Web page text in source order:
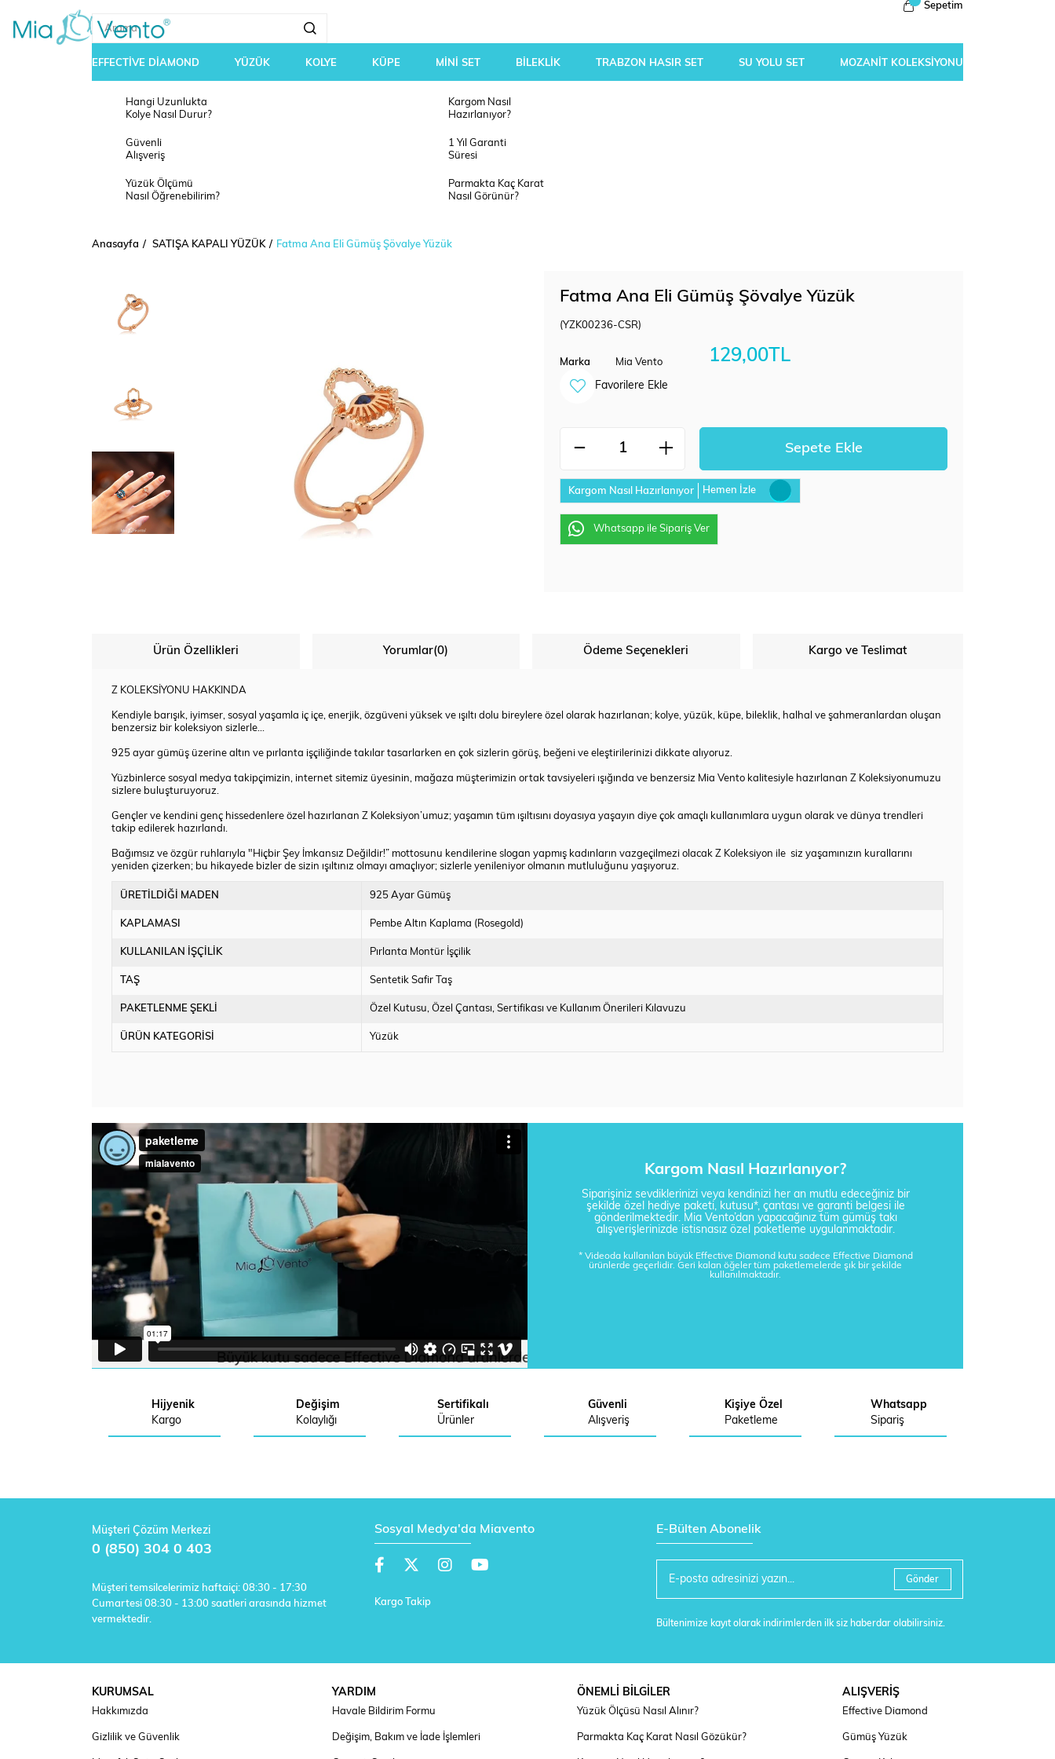
Sepetim
EFFECTİVE DİAMOND YÜZÜK KOLYE KÜPE MİNİ SET BİLEKLİK TRABZON HASIR SET SU YOLU SET MOZANİT KOLEKSİYONU
Hangi Uzunlukta
Kolye Nasıl Durur?
Kargom Nasıl
Hazırlanıyor?
Güvenli
Alışveriş
1 Yıl Garanti
Süresi
Yüzük Ölçümü
Nasıl Öğrenebilirim?
Parmakta Kaç Karat
Nasıl Görünür?
Anasayfa SATIŞA KAPALI YÜZÜK Fatma Ana Eli Gümüş Şövalye Yüzük
Fatma Ana Eli Gümüş Şövalye Yüzük
(YZK00236-CSR)
Marka Mia Vento 129,00TL
Favorilere Ekle
Kargom Nasıl Hazırlanıyor Hemen İzle
Whatsapp ile Sipariş Ver
Ürün Özellikleri Yorumlar(0) Ödeme Seçenekleri Kargo ve Teslimat
Z KOLEKSİYONU HAKKINDA
Kendiyle barışık, iyimser, sosyal yaşamla iç içe, enerjik, özgüveni yüksek ve ışıltı dolu bireylere özel olarak hazırlanan; kolye, yüzük, küpe, bileklik, halhal ve şahmeranlardan oluşan
benzersiz bir koleksiyon sizlerle…
925 ayar gümüş üzerine altın ve pırlanta işçiliğinde takılar tasarlarken en çok sizlerin görüş, beğeni ve eleştirilerinizi dikkate alıyoruz.
Yüzbinlerce sosyal medya takipçimizin, internet sitemiz üyesinin, mağaza müşterimizin ortak tavsiyeleri ışığında ve benzersiz Mia Vento kalitesiyle hazırlanan Z Koleksiyonumuzu
sizlere buluşturuyoruz.
Gençler ve kendini genç hissedenlere özel hazırlanan Z Koleksiyon’umuz; yaşamın tüm ışıltısını doyasıya yaşayın diye çok amaçlı kullanımlara uygun olarak ve dünya trendleri
takip edilerek hazırlandı.
Bağımsız ve özgür ruhlarıyla "Hiçbir Şey İmkansız Değildir!” mottosunu kendilerine slogan yapmış kadınların vazgeçilmezi olacak Z Koleksiyon ile siz yaşamınızın kurallarını
yeniden çizerken; bu hikayede bizler de sizin ışıltınız olmayı amaçlıyor; sizlerle yenileniyor olmanın mutluluğunu yaşıyoruz.
ÜRETİLDİĞİ MADEN 925 Ayar Gümüş
KAPLAMASI Pembe Altın Kaplama (Rosegold)
KULLANILAN İŞÇİLİK Pırlanta Montür İşçilik
TAŞ Sentetik Safir Taş
PAKETLENME ŞEKLİ Özel Kutusu Özel Çantası Sertifikası ve Kullanım Önerileri Kılavuzu
ÜRÜN KATEGORİSİ Yüzük
Kargom Nasıl Hazırlanıyor?
Siparişiniz sevdiklerinizi veya kendinizi her an mutlu edeceğiniz bir
şekilde özel hediye paketi, kutusu*, çantası ve garanti belgesi ile
gönderilmektedir. Mia Vento’dan yapacağınız tüm gümüş takı
alışverişlerinizde istisnasız özel paketleme uygulanmaktadır.
* Videoda kullanılan büyük Effective Diamond kutu sadece Effective Diamond
ürünlerde geçerlidir. Geri kalan öğeler tüm paketlemelerde şık bir şekilde
kullanılmaktadır.
Hijyenik
Kargo
Değişim
Kolaylığı
Sertifikalı
Ürünler
Güvenli
Alışveriş
Kişiye Özel
Paketleme
Whatsapp
Sipariş
Müşteri Çözüm Merkezi
0 (850) 304 0 403
Müşteri temsilcelerimiz haftaiçi: 08:30 - 17:30
Cumartesi 08:30 - 13:00 saatleri arasında hizmet
vermektedir.
Sosyal Medya'da Miavento
Kargo Takip
E-Bülten Abonelik
Gönder
Bültenimize kayıt olarak indirimlerden ilk siz haberdar olabilirsiniz.
KURUMSAL
Hakkımızda
Gizlilik ve Güvenlik
YARDIM
Havale Bildirim Formu
Değişim, Bakım ve İade İşlemleri
ÖNEMLİ BİLGİLER
Yüzük Ölçüsü Nasıl Alınır?
Parmakta Kaç Karat Nasıl Gözükür?
ALIŞVERİŞ
Effective Diamond
Gümüş Yüzük